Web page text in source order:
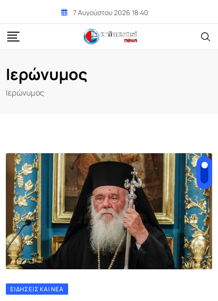
content
7 Αυγούστου 2026 18:40
Ιερώνυμος
Ιερώνυμος
ΕΙΔΉΣΕΙΣ ΚΑΙ ΝΈΑ